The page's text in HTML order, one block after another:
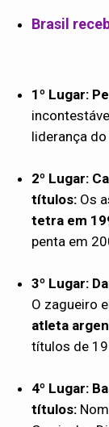
Brasil
1º Lugar:
liderança do
2º Lugar:
títulos: Os
tetra em
penta em
3º Lugar:
O zagueiro
atleta
títulos de
4º Lugar:
títulos: